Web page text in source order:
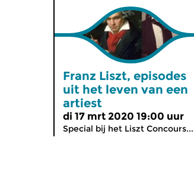
Franz Liszt, episodes
uit het leven van een
artiest
di 17 mrt 2020 19:00 uur
Special bij het Liszt Concours...